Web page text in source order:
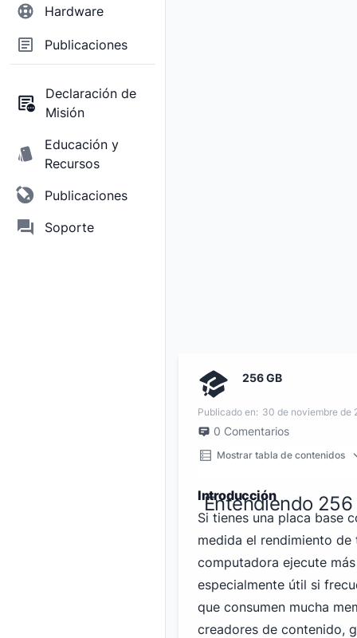
Hardware
Publicaciones
Declaración de
Misión
Educación y
Recursos
Publicaciones
Soporte
256 GB
Publicado en: 30 de noviembre de
0 Comentarios
Mostrar tabla de contenidos
Introducción
Entendiendo 256
Si tienes una placa base
medida el rendimiento
computadora ejecute
especialmente útil si
que consumen mucha
creadores de contenido,